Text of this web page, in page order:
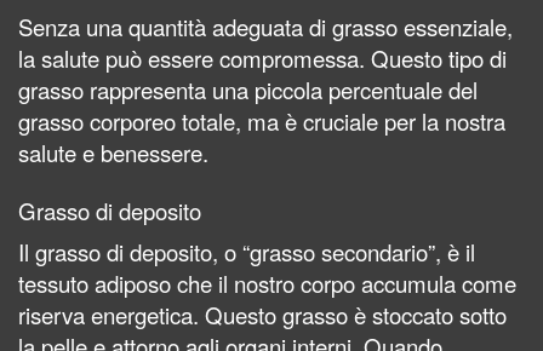
Senza una quantità adeguata di grasso essenziale,
la salute può essere compromessa. Questo tipo di
grasso rappresenta una piccola percentuale del
grasso corporeo totale, ma è cruciale per la nostra
salute e benessere.
Grasso di deposito
Il grasso di deposito, o “grasso secondario”, è il
tessuto adiposo che il nostro corpo accumula come
riserva energetica. Questo grasso è stoccato sotto